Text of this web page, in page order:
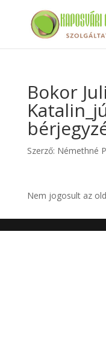
Bokor
Szerző: Némethné
Nem jogosult az